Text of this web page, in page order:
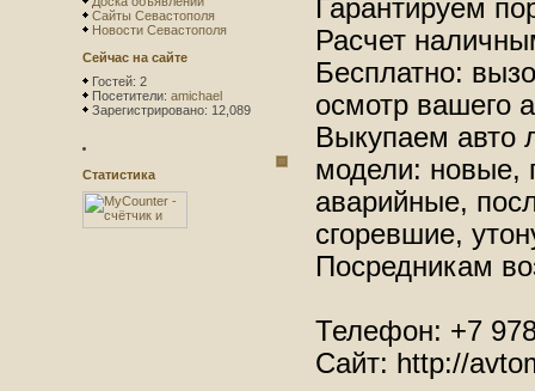
Сайты Севастополя
Новости Севастополя
Сейчас на сайте
Гостей: 2
Посетители: amichael
Зарегистрировано: 12,089
Статистика
Гарантируем
Расчет
Бесплатно:
осмотр вашего
Выкупаем авто
модели: новые,
аварийные,
сгоревшие,
Посредникам
Телефон: +7
Сайт: http://